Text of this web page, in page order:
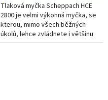
Tlaková myčka Scheppach HCE
2800 je velmi výkonná myčka, se
kterou, mimo všech běžných
úkolů, lehce zvládnete i většinu
náročnějších úklidových prací.